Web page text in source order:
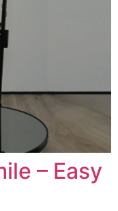
– Easy